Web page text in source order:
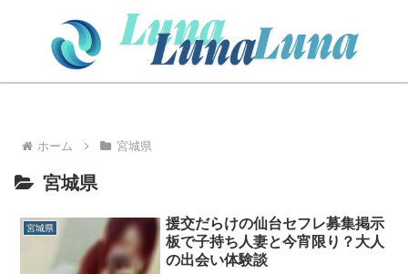
ホーム 宮城県
宮城県
宮城県
援交だらけの仙台セフレ募集掲示
板で子持ち人妻と今宵限り？大人
の出会い体験談